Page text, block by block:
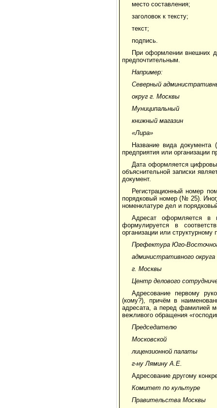
место составления;
заголовок к тексту;
текст;
подпись.
При оформлении внешних
предпочтительным.
Например:
Северный
округ г. Москвы
Муниципальный
книжный магазин
«Лира»
Название вида документа
предприятия или организации
Дата оформляется
объяснительной записки
документ.
Регистрационный номер
порядковый номер (№ 25).
номенклатуре дел и
Адресат оформляется в
формулируется в
организации или
Префектура Юго-
административного округа
г. Москвы
Центр делового
Адресование первому
(кому?), причём в
адресата, а перед фамилией
вежливого обращения
Председателю
Московской
лицензионной палаты
г-ну Лямину А.Е.
Адресование другому
Комитет по культуре
Правительства Москвы